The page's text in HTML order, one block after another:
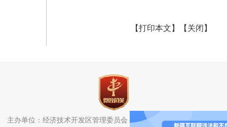
【打印本文】 【关闭】
主办单位：经济技术开发区管理委员会（头屯河区人民政府）办公室